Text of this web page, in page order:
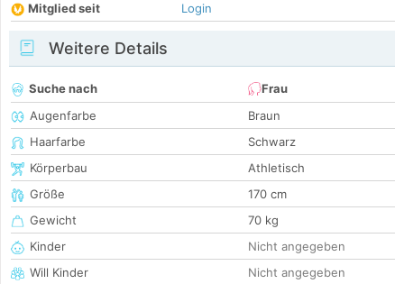
Mitglied seit
Login
Weitere Details
Suche nach
Frau
Augenfarbe
Braun
Haarfarbe
Schwarz
Körperbau
Athletisch
Größe
170 cm
Gewicht
70 kg
Kinder
Nicht angegeben
Will Kinder
Nicht angegeben